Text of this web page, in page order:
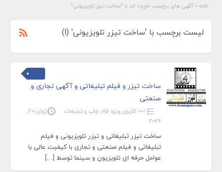
خانه » آگهی های برچسب خورده اند با "ساخت تیزر تلویزیونی"
لیست برچسب با 'ساخت تیزر تلویزیونی' (1)
ساخت تیزر و فیلم تبلیغاتی و آگهی تجاری و
صنعتی
»»» کاربران ویژه vip , چاپ و تبلیغات
ژوئن 20,
2026
ساخت تیزر تبلیغاتی و تیزر تلویزیونی و فیلم
تبلیغاتی و فیلم صنعتی و تجاری با کیفیت عالی با
عوامل حرفه ای تلویزیون و سینما توسط […]